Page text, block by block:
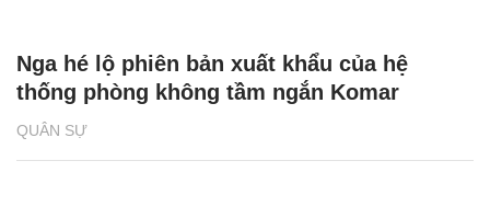
QUÂN SỰ
Nga hé lộ phiên bản xuất khẩu của hệ
thống phòng không tầm ngắn Komar